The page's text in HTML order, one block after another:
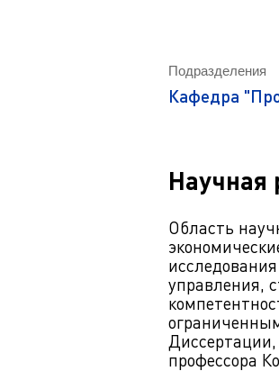
Профком студентов
Расписание занятий
Подразделения
Кафедра
Научная
Область
управления,
профессора